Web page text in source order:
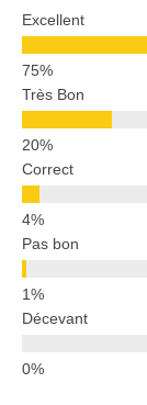
Excellent
Très Bon
Correct
Pas bon
Décevant